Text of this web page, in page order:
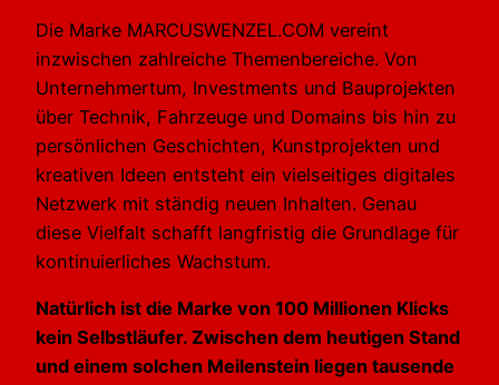
Die Marke MARCUSWENZEL.COM vereint
inzwischen zahlreiche Themenbereiche. Von
Unternehmertum, Investments und Bauprojekten
über Technik, Fahrzeuge und Domains bis hin zu
persönlichen Geschichten, Kunstprojekten und
kreativen Ideen entsteht ein vielseitiges digitales
Netzwerk mit ständig neuen Inhalten. Genau
diese Vielfalt schafft langfristig die Grundlage für
kontinuierliches Wachstum.
Natürlich ist die Marke von 100 Millionen Klicks
kein Selbstläufer. Zwischen dem heutigen Stand
und einem solchen Meilenstein liegen tausende